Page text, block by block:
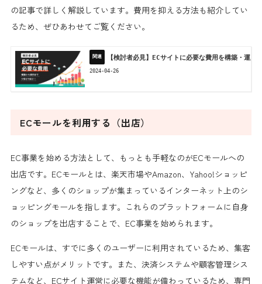
の記事で詳しく解説しています。費用を抑える方法も紹介してい
るため、ぜひあわせてご覧ください。
【検討者必見】ECサイトに必要な費用を構築・運用
2024-04-26
ECモールを利用する（出店）
EC事業を始める方法として、もっとも手軽なのがECモールへの
出店です。ECモールとは、楽天市場やAmazon、Yahoo!ショッピ
ングなど、多くのショップが集まっているインターネット上のシ
ョッピングモールを指します。これらのプラットフォームに自身
のショップを出店することで、EC事業を始められます。
ECモールは、すでに多くのユーザーに利用されているため、集客
しやすい点がメリットです。また、決済システムや顧客管理シス
テムなど、ECサイト運営に必要な機能が備わっているため、専門